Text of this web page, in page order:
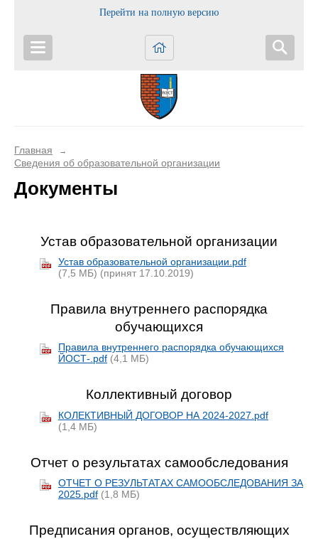
Перейти на полную версию
Главная →
Сведения об образовательной организации
Документы
Устав образовательной организации
Устав образовательной организации.pdf
(7,5 МБ) (принят 17.10.2019)
Правила внутреннего распорядка
обучающихся
Правила внутреннего распорядка обучающихся
ЙОСТ-.pdf (4,1 МБ)
Коллективный договор
КОЛЕКТИВНЫЙ ДОГОВОР НА 2024-2027.pdf
(1,4 МБ)
Отчет о результатах самообследования
ОТЧЕТ О РЕЗУЛЬТАТАХ САМООБСЛЕДОВАНИЯ ЗА
2025.pdf (1,8 МБ)
Предписания органов, осуществляющих